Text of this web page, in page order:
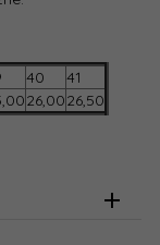
40
41
26,0026,50